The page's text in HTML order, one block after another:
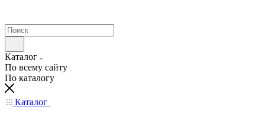
Каталог
По всему сайту
По каталогу
Каталог